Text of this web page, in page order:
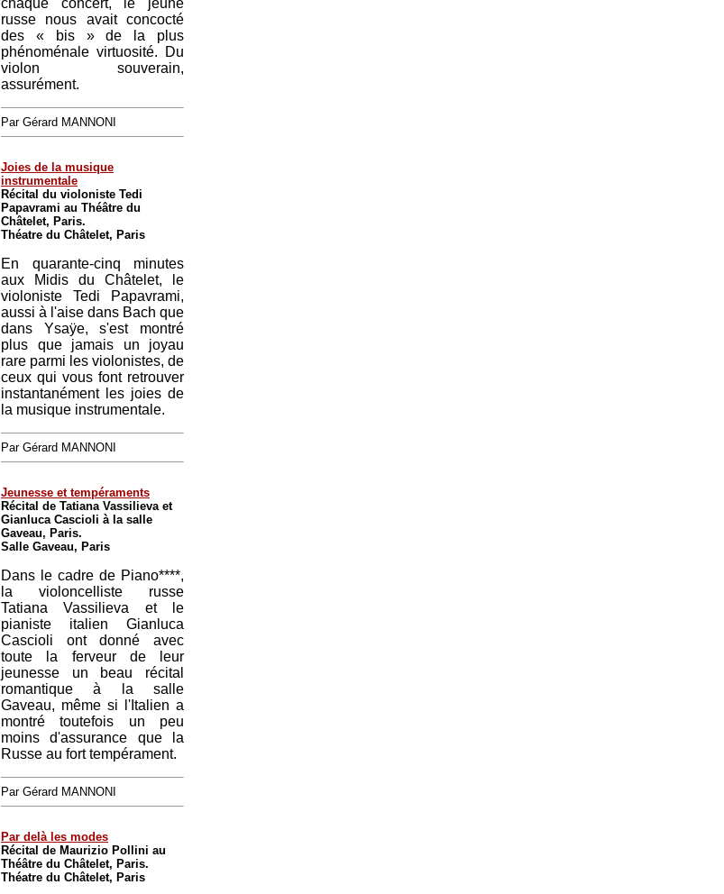
chaque concert, le jeune
russe nous avait concocté
des « bis » de la plus
phénoménale virtuosité. Du
violon souverain,
assurément.
Par Gérard MANNONI
Joies de la musique
instrumentale
Récital du violoniste Tedi
Papavrami au Théâtre du
Châtelet, Paris.
Théatre du Châtelet, Paris
En quarante-cinq minutes
aux Midis du Châtelet, le
violoniste Tedi Papavrami,
aussi à l'aise dans Bach que
dans Ysaÿe, s'est montré
plus que jamais un joyau
rare parmi les violonistes, de
ceux qui vous font retrouver
instantanément les joies de
la musique instrumentale.
Par Gérard MANNONI
Jeunesse et tempéraments
Récital de Tatiana Vassilieva et
Gianluca Cascioli à la salle
Gaveau, Paris.
Salle Gaveau, Paris
Dans le cadre de Piano****,
la violoncelliste russe
Tatiana Vassilieva et le
pianiste italien Gianluca
Cascioli ont donné avec
toute la ferveur de leur
jeunesse un beau récital
romantique à la salle
Gaveau, même si l'Italien a
montré toutefois un peu
moins d'assurance que la
Russe au fort tempérament.
Par Gérard MANNONI
Par delà les modes
Récital de Maurizio Pollini au
Théâtre du Châtelet, Paris.
Théatre du Châtelet, Paris